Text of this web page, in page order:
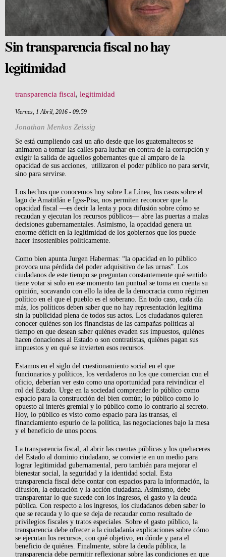
Sin transparencia fiscal no hay
legitimidad
transparencia fiscal, legitimidad
Viernes, 1 Abril, 2016 - 09:59
Jonathan Menkos Zeissig
Share on Facebook
Tweet Widget
Linkedin Share Button
Se está cumpliendo casi un año desde que los guatemaltecos se
animaron a tomar las calles para luchar en contra de la corrupción y
exigir la salida de aquellos gobernantes que al amparo de la
opacidad de sus acciones, utilizaron el poder público no para servir,
sino para servirse.
Los hechos que conocemos hoy sobre La Línea, los casos sobre el
lago de Amatitlán e Igss-Pisa, nos permiten reconocer que la
opacidad fiscal —es decir la lenta y poca difusión sobre cómo se
recaudan y ejecutan los recursos públicos— abre las puertas a malas
decisiones gubernamentales. Asimismo, la opacidad genera un
enorme déficit en la legitimidad de los gobiernos que los puede
hacer insostenibles políticamente.
Como bien apunta Jurgen Habermas: “la opacidad en lo público
provoca una pérdida del poder adquisitivo de las urnas”. Los
ciudadanos de este tiempo se preguntan constantemente qué sentido
tiene votar si solo en ese momento tan puntual se toma en cuenta su
opinión, socavando con ello la idea de la democracia como régimen
político en el que el pueblo es el soberano. En todo caso, cada día
más, los políticos deben saber que no hay representación legítima
sin la publicidad plena de todos sus actos. Los ciudadanos quieren
conocer quiénes son los financistas de las campañas políticas al
tiempo en que desean saber quiénes evaden sus impuestos, quiénes
hacen donaciones al Estado o son contratistas, quiénes pagan sus
impuestos y en qué se invierten esos recursos.
Estamos en el siglo del cuestionamiento social en el que
funcionarios y políticos, los verdaderos no los que comercian con el
oficio, deberían ver esto como una oportunidad para reivindicar el
rol del Estado. Urge en la sociedad comprender lo público como
espacio para la construcción del bien común; lo público como lo
opuesto al interés gremial y lo público como lo contrario al secreto.
Hoy, lo público es visto como espacio para las transas, el
financiamiento espurio de la política, las negociaciones bajo la mesa
y el beneficio de unos pocos.
La transparencia fiscal, al abrir las cuentas públicas y los quehaceres
del Estado al dominio ciudadano, se convierte en un medio para
lograr legitimidad gubernamental, pero también para mejorar el
bienestar social, la seguridad y la identidad social. Esta
transparencia fiscal debe contar con espacios para la información, la
difusión, la educación y la acción ciudadana. Asimismo, debe
transparentar lo que sucede con los ingresos, el gasto y la deuda
pública. Con respecto a los ingresos, los ciudadanos deben saber lo
que se recauda y lo que se deja de recaudar como resultado de
privilegios fiscales y tratos especiales. Sobre el gasto público, la
transparencia debe ofrecer a la ciudadanía explicaciones sobre cómo
se ejecutan los recursos, con qué objetivo, en dónde y para el
beneficio de quiénes. Finalmente, sobre la deuda pública, la
transparencia debe permitir reflexionar sobre las condiciones en que